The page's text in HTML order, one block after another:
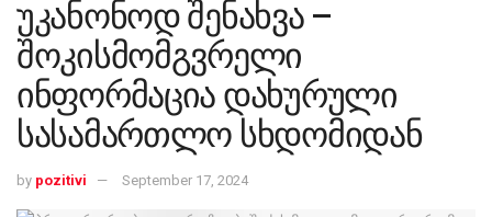
უკანონოდ შენახვა –
შოკისმომგვრელი
ინფორმაცია დახურული
სასამართლო სხდომიდან
by pozitivi September 17, 2024